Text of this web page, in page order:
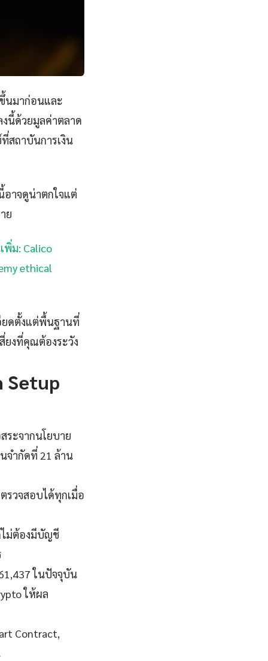
ขึ้นมาก่อนและ
นี้ด้วยมูลค่าตลาด
สถาบันการเงิน
อาจดูน่าตกใจแต่
ย
พิ่ม: Calico
ethical
ยดตั้งแต่พื้นฐานที่
ยงที่คุณต้องระวัง
Setup
ะจากนโยบาย
จำกัดที่ 21 ล้าน
รวจสอบได้ทุกเมื่อ
ม่ต้องมีบัญชี
ในปัจจุบัน
ให้ผล
Contract,